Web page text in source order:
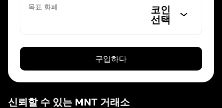
신뢰할 수 있는 MNT 거래소
목표 화폐
코인
선택
구입하다